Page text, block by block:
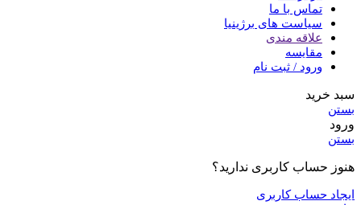
تماس با ما
سیاست های برژینیا
علاقه مندی
مقایسه
ورود / ثبت نام
سبد خرید
بستن
ورود
بستن
هنوز حساب کاربری ندارید؟
ایجاد حساب کاربری